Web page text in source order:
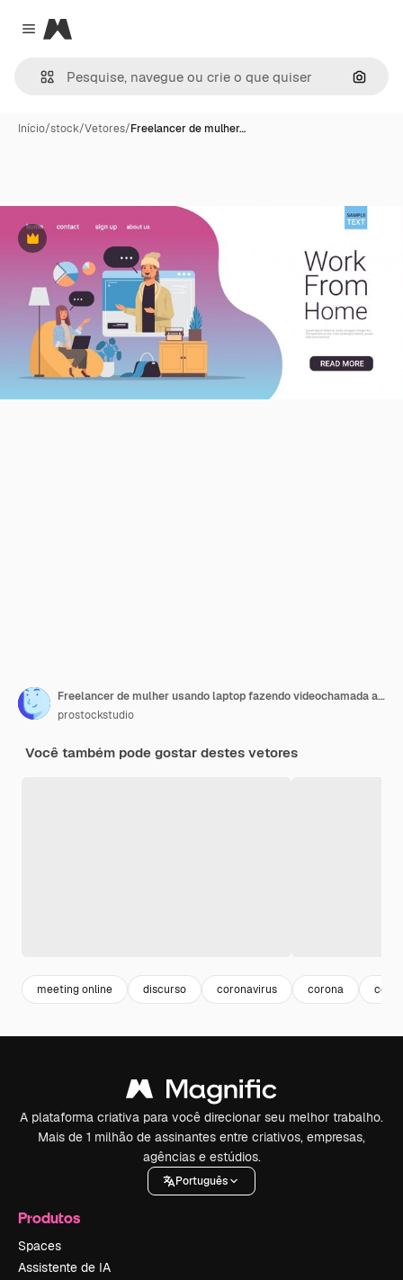
Close menu
Magnific
Início/stock/Vetores/Freelancer de mulher…
Premium
Freelancer de mulher usando laptop fazendo videochamada ao colega que trabalha em quarentena de coronavírus em casa
prostockstudio
Você também pode gostar destes vetores
meeting online discurso coronavirus corona
A plataforma criativa para você direcionar seu melhor trabalho.
Mais de 1 milhão de assinantes entre criativos, empresas,
agências e estúdios.
Português
Produtos
Spaces
Assistente de IA